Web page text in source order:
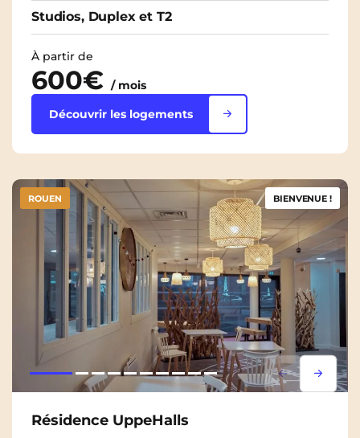
Studios, Duplex et T2
À partir de
600€ / mois
Découvrir les logements
Lorem ipsum
Lorem
ROUEN BIENVENUE !
Résidence UppeHalls